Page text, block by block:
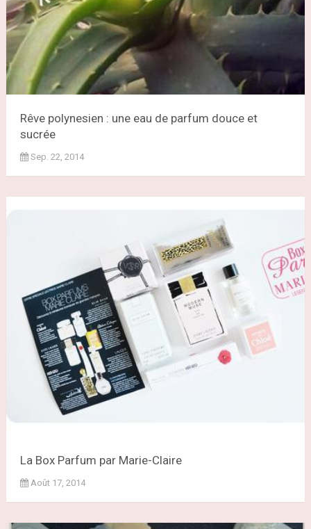
Rêve polynesien : une eau de parfum douce et
sucrée
Sep. 22, 2014
La Box Parfum par Marie-Claire
Août 17, 2014